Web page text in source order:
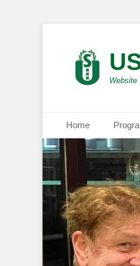
Website
Primair menu
naar
de
inhoud
Home